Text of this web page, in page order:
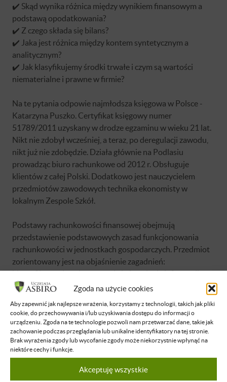
Zgoda na użycie cookies
Aby zapewnić jak najlepsze wrażenia, korzystamy z technologii, takich jak pliki
cookie, do przechowywania i/lub uzyskiwania dostępu do informacji o
urządzeniu. Zgoda na te technologie pozwoli nam przetwarzać dane, takie jak
zachowanie podczas przeglądania lub unikalne identyfikatory na tej stronie.
Brak wyrażenia zgody lub wycofanie zgody może niekorzystnie wpłynąć na
niektóre cechy i funkcje.
Akceptuję wszystkie
✔️ Skąd wynika różnica między wynikiem finansowym a
podstawą opodatkowania?
✔️ Z czego składa się bilans?
✔️ Jaka jest różnica między kontem syntetycznym a
analitycznym?
✔️ Jak klasyfikujemy środki trwałe i czym są wartości
niematerialne i prawne w firmie?
Na te pytania odpowie najmłodsza księgowa w Polsce -
Katarzyna Puszko. Certyfikat księgowy numer
51789/2011 uzyskany w drodze egzaminu w wieku 21 lat.
Nikt nie zdobył wcześniej, a teraz, po deregulacji zawodu,
nikt już nie zdobędzie. Działa głównie na Podlasiu
prowadząc biuro rachunkowe od 2012 r. Obsługuje
klientów z całej Polski. Dodatkowo jest nauczycielem
przedmiotów zawodowych technika ekonomisty w
lokalnym Zespole Szkół.
Podstawy rachunkowości finansowej obejmują
przedstawienie podstawowych zasad funkcjonowania
rachunkowości w jednostkach gospodarczych. Przedmiot
zorientowany jest na objaśnienie zagadnień:
identyfikowania, rejestrowania i ujawniania informacji o
zdarzeniach gospodarczych w ewidencji księgowej i
Brak dostępu